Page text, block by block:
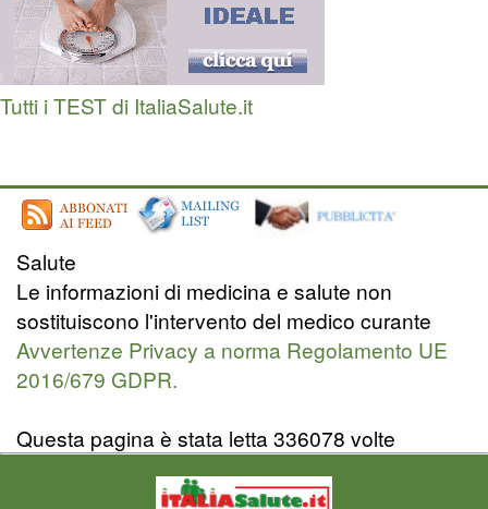
Tutti i TEST di ItaliaSalute.it
Salute
Le informazioni di medicina e salute non
sostituiscono l'intervento del medico curante
Avvertenze Privacy a norma Regolamento UE
2016/679 GDPR.
Questa pagina è stata letta 336078 volte